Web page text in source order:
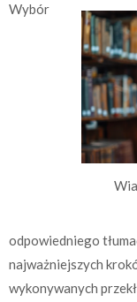
Wybór
odpowiedniego
najważniejszych
wykonywanych